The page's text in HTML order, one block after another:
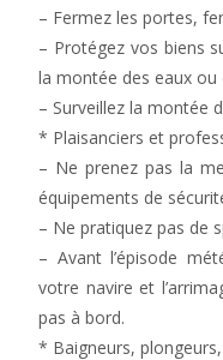
– Fermez les portes,
– Protégez vos biens
la montée des eaux ou
– Surveillez la montée
* Plaisanciers et
– Ne prenez pas la
équipements de
– Ne pratiquez pas de
– Avant l’épisode
votre navire et
pas à bord.
* Baigneurs,